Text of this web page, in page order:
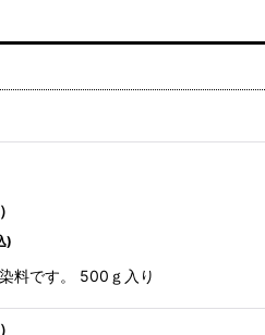
)
料です。 500ｇ入り